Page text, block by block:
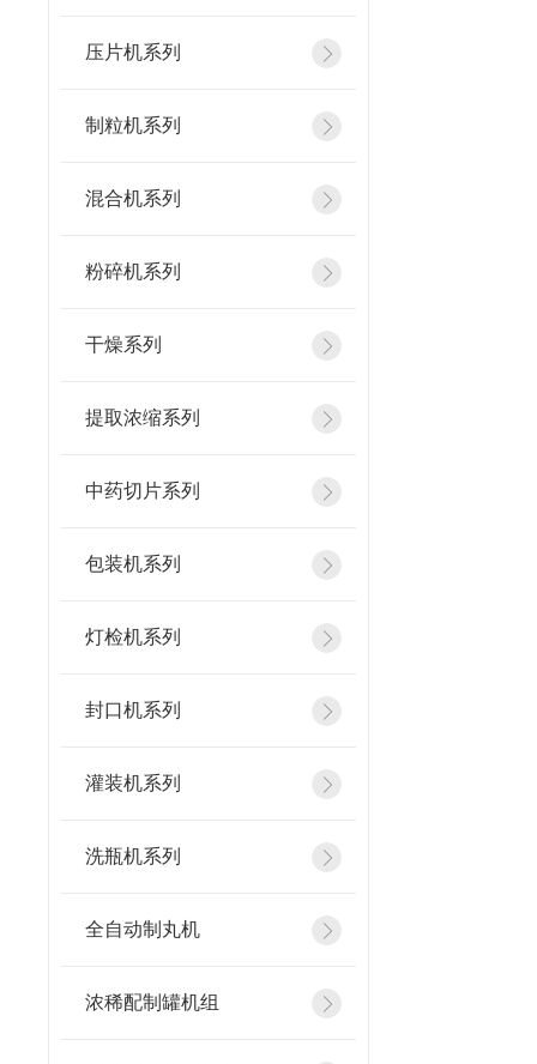
压片机系列
制粒机系列
混合机系列
粉碎机系列
干燥系列
提取浓缩系列
中药切片系列
包装机系列
灯检机系列
封口机系列
灌装机系列
洗瓶机系列
全自动制丸机
浓稀配制罐机组